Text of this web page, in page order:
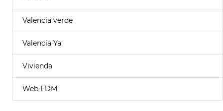
Valencia verde
Valencia Ya
Vivienda
Web FDM